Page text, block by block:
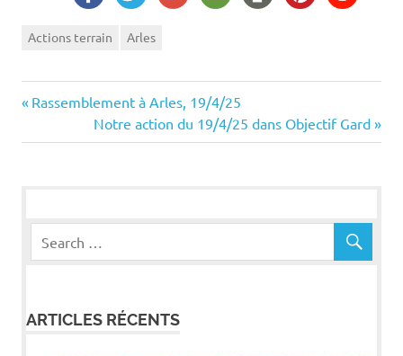
Actions terrain Arles
Navigation
de
Previous
Rassemblement à Arles, 19/4/25
Next
Post:
Notre action du 19/4/25 dans Objectif Gard
ARTICLES RÉCENTS